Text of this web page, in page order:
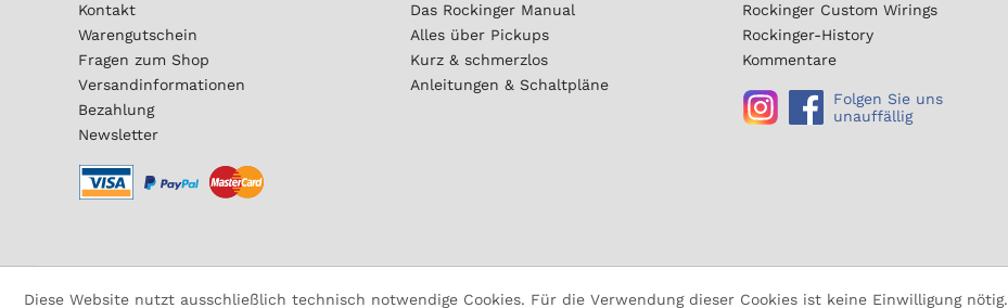
Kontakt
Warengutschein
Fragen zum Shop
Versandinformationen
Bezahlung
Newsletter
Das Rockinger Manual
Alles über Pickups
Kurz & schmerzlos
Anleitungen & Schaltpläne
Rockinger Custom Wirings
Rockinger-History
Kommentare
Folgen Sie uns
unauffällig
Diese Website nutzt ausschließlich technisch notwendige Cookies. Für die Verwendung dieser Cookies ist keine Einwilligung nötig.